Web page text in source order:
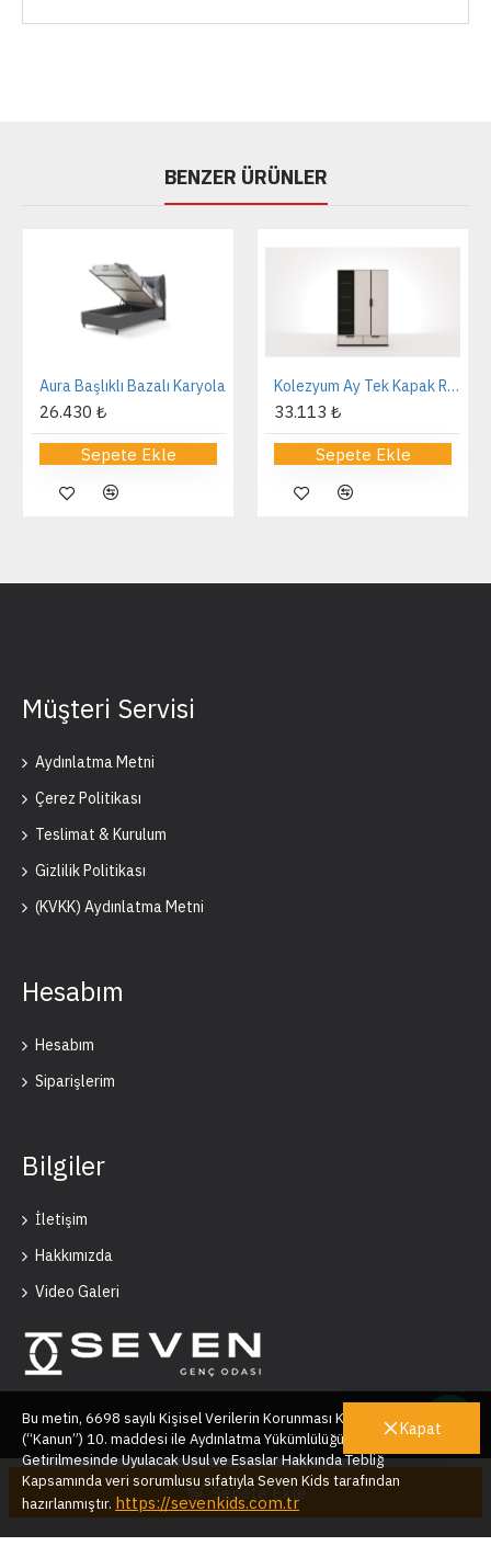
Sepete Ekle
BENZER ÜRÜNLER
Aura Başlıklı Bazalı Karyola
26.430 ₺
Sepete Ekle
Kolezyum Ay Tek Kapak Reflekte Dolap
33.113 ₺
Sepete Ekle
Müşteri Servisi
Aydınlatma Metni
Çerez Politikası
Teslimat & Kurulum
Gizlilik Politikası
(KVKK) Aydınlatma Metni
Hesabım
Hesabım
Siparişlerim
Bilgiler
İletişim
Hakkımızda
Video Galeri
Seven Kids © 2025
Kapat
Bu metin, 6698 sayılı Kişisel Verilerin Korunması Kanunu’nun
(“Kanun”) 10. maddesi ile Aydınlatma Yükümlülüğünün Yerine
Getirilmesinde Uyulacak Usul ve Esaslar Hakkında Tebliğ
Kapsamında veri sorumlusu sıfatıyla Seven Kids tarafından
hazırlanmıştır. https://sevenkids.com.tr